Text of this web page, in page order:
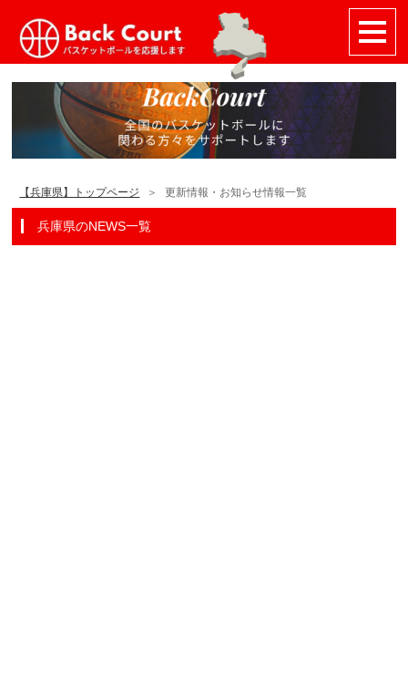
【兵庫県】トップページ 更新情報・お知らせ情報一覧
兵庫県のNEWS一覧